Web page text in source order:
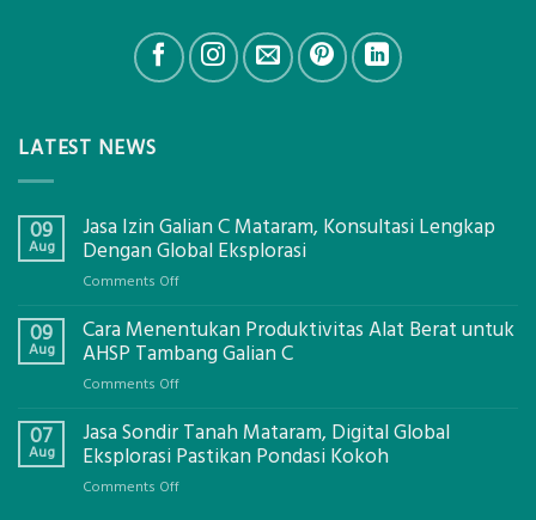
LATEST NEWS
09
Aug
Jasa Izin Galian C Mataram, Konsultasi Lengkap
Dengan Global Eksplorasi
Comments Offon
Izin
Galian
Lengkap
Dengan
Global
09
Aug
Cara Menentukan Produktivitas Alat Berat untuk
AHSP Tambang Galian C
Comments Offon
Menentukan
Produktivitas
07
Aug
Jasa Sondir Tanah Mataram, Digital Global
Eksplorasi Pastikan Pondasi Kokoh
Comments Offon